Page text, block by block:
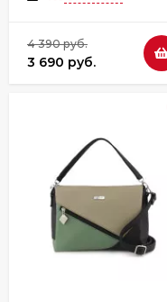
4 390 руб.
3 690 руб.